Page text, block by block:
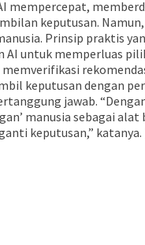
mempercepat,
keputusan.
Prinsip praktis
AI untuk memperluas
keputusan dengan
jawab.
manusia sebagai alat
keputusan,” katanya.